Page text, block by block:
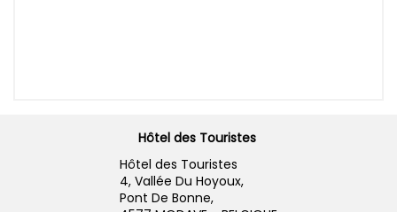
Hôtel des Touristes
Hôtel des Touristes
4, Vallée Du Hoyoux,
Pont De Bonne,